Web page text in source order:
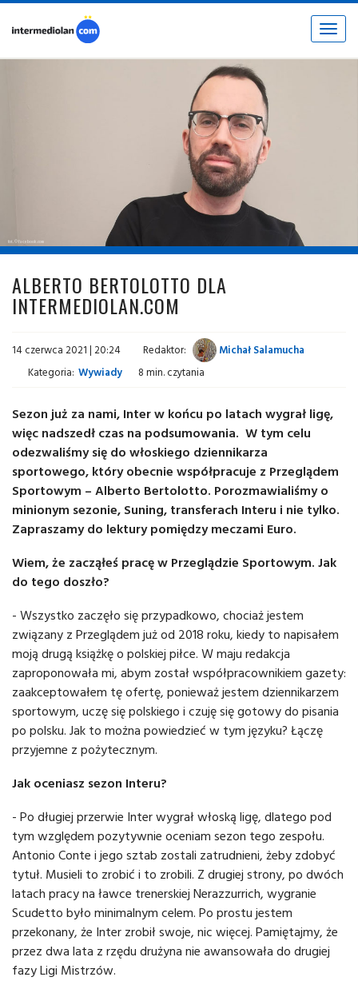
Toggle
fot. © facebook.com
ALBERTO BERTOLOTTO DLA
INTERMEDIOLAN.COM
14 czerwca 2021 | 20:24 Redaktor:
Michał Salamucha
Kategoria: Wywiady 8 min. czytania
Sezon już za nami, Inter w końcu po latach wygrał ligę,
więc nadszedł czas na podsumowania. W tym celu
odezwaliśmy się do włoskiego dziennikarza
sportowego, który obecnie współpracuje z Przeglądem
Sportowym – Alberto Bertolotto. Porozmawialiśmy o
minionym sezonie, Suning, transferach Interu i nie tylko.
Zapraszamy do lektury pomiędzy meczami Euro.
Wiem, że zacząłeś pracę w Przeglądzie Sportowym. Jak
do tego doszło?
- Wszystko zaczęło się przypadkowo, chociaż jestem
związany z Przeglądem już od 2018 roku, kiedy to napisałem
moją drugą książkę o polskiej piłce. W maju redakcja
zaproponowała mi, abym został współpracownikiem gazety:
zaakceptowałem tę ofertę, ponieważ jestem dziennikarzem
sportowym, uczę się polskiego i czuję się gotowy do pisania
po polsku. Jak to można powiedzieć w tym języku? Łączę
przyjemne z pożytecznym.
Jak oceniasz sezon Interu?
- Po długiej przerwie Inter wygrał włoską ligę, dlatego pod
tym względem pozytywnie oceniam sezon tego zespołu.
Antonio Conte i jego sztab zostali zatrudnieni, żeby zdobyć
tytuł. Musieli to zrobić i to zrobili. Z drugiej strony, po dwóch
latach pracy na ławce trenerskiej Nerazzurrich, wygranie
Scudetto było minimalnym celem. Po prostu jestem
przekonany, że Inter zrobił swoje, nic więcej. Pamiętajmy, że
przez dwa lata z rzędu drużyna nie awansowała do drugiej
fazy Ligi Mistrzów.